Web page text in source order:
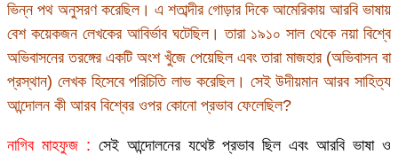
ভিন্ন পথ অনুসরণ করেছিল। এ শতাব্দীর গোড়ার দিকে আমেরিকায় আরবি ভাষায়
বেশ কয়েকজন লেখকের আবির্ভাব ঘটেছিল। তারা ১৯১০ সাল থেকে নয়া বিশ্বে
অভিবাসনের তরঙ্গের একটি অংশ খুঁজে পেয়েছিল এবং তারা মাজহার (অভিবাসন বা
প্রস্থান) লেখক হিসেবে পরিচিতি লাভ করেছিল। সেই উদীয়মান আরব সাহিত্য
আন্দোলন কী আরব বিশ্বের ওপর কোনো প্রভাব ফেলেছিল?
নাগিব মাহফুজ : সেই আন্দোলনের যথেষ্ট প্রভাব ছিল এবং আরবি ভাষা ও